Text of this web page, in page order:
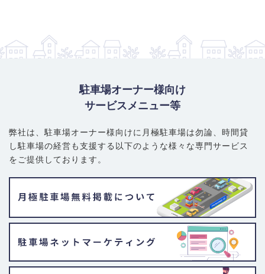
的停めやすいですが、舗装状況（アスファルトか砂利か）や区画
サイズ（幅・奥行き）は物件ごとに確認が必要です。首都高出入
部は道幅が狭い場合もあるため、駐車場への進入経路や切り返し
のしやすさも確認しましょう。
駐車場オーナー様向け
サービスメニュー等
弊社は、駐車場オーナー様向けに月極駐車場は勿論、 時間貸
し駐車場の経営も支援する以下のような様々な専門サービス
をご提供しております。